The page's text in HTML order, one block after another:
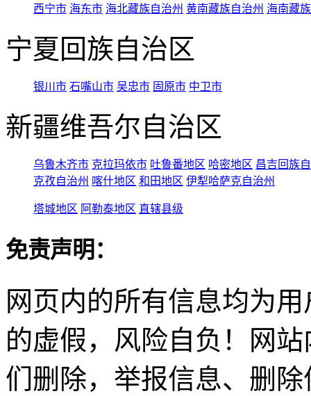
西宁市 海东市 海北藏族自治州 黄南藏族自治州 海南藏
宁夏回族自治区
银川市 石嘴山市 吴忠市 固原市 中卫市
新疆维吾尔自治区
乌鲁木齐市 克拉玛依市 吐鲁番地区 哈密地区 昌吉回族
克孜自治州 喀什地区 和田地区 伊犁哈萨克自治州
塔城地区 阿勒泰地区 直辖县级
免责声明：
网页内的所有信息均为
的虚假，风险自负！网
们删除，举报信息、删